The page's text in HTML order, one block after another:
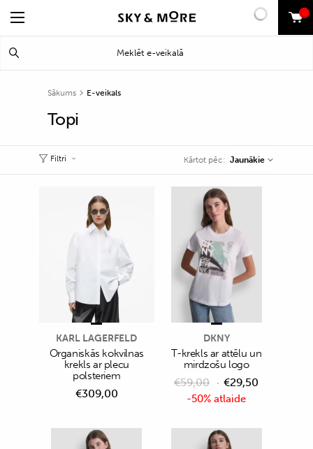
0
Sākums E-veikals
Topi
Filtri Kārtot pēc: Jaunākie
KARL LAGERFELD
Organiskās kokvilnas
krekls ar plecu
polsteriem
€309,00 -50% atlaide
DKNY
T-krekls ar attēlu un
mirdzošu logo
€59,00 €29,50